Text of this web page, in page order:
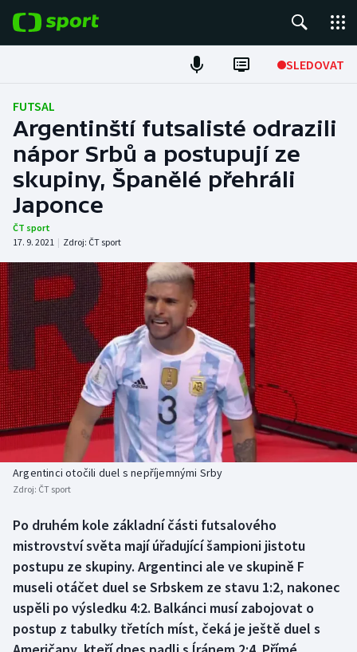
SLEDOVAT
Fotbal
Hokej
Tenis
Atletika
DALŠÍ SPORTY
Americký fotbal
Baseball a softbal
Basketbal
Biatlon
Boby a skeleton
Box
Curling
Dostihy
Florbal
NEPŘEHLÉDNĚTE
Soutěže
Historické návraty
Aplikace ČT sport
AZ kvíz
FUTSAL
Argentinští futsalisté odrazili
nápor Srbů a postupují ze
skupiny, Španělé přehráli
Japonce
ČT sport
17. 9. 2021 | Zdroj: ČT sport
Argentinci otočili duel s nepříjemnými Srby
Zdroj: ČT sport
Po druhém kole základní části futsalového
mistrovství světa mají úřadující šampioni jistotu
postupu ze skupiny. Argentinci ale ve skupině F
museli otáčet duel se Srbskem ze stavu 1:2, nakonec
uspěli po výsledku 4:2. Balkánci musí zabojovat o
postup z tabulky třetích míst, čeká je ještě duel s